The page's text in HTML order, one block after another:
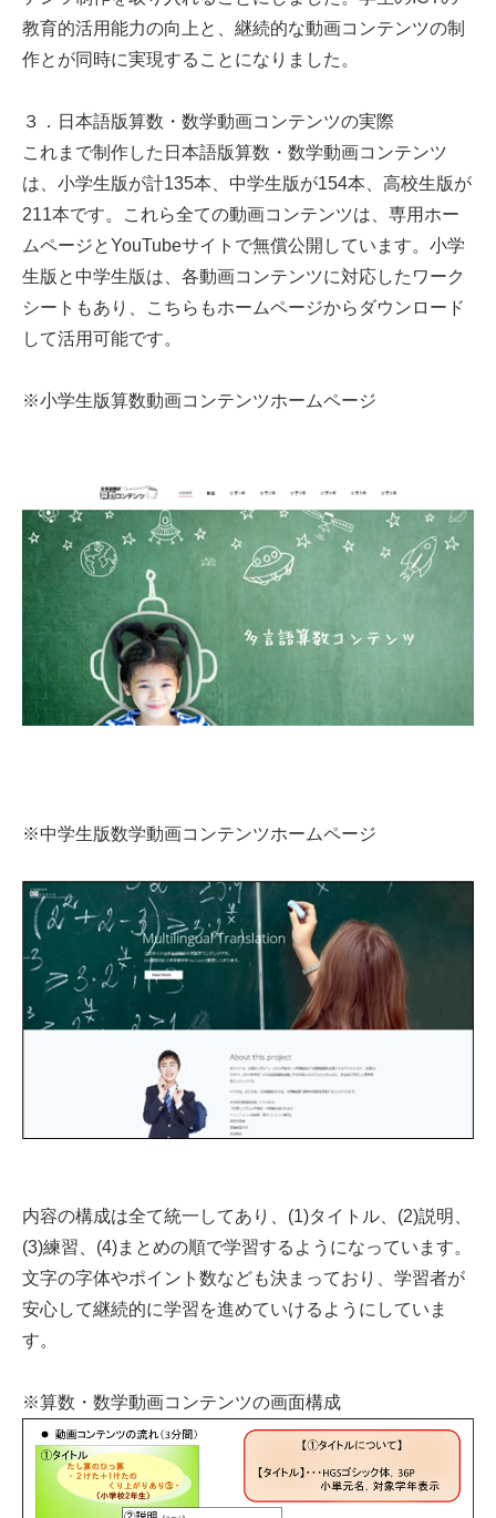
教育的活用能力の向上と、継続的な動画コンテンツの制
作とが同時に実現することになりました。
３．日本語版算数・数学動画コンテンツの実際
これまで制作した日本語版算数・数学動画コンテンツ
は、小学生版が計135本、中学生版が154本、高校生版が
211本です。これら全ての動画コンテンツは、専用ホー
ムページとYouTubeサイトで無償公開しています。小学
生版と中学生版は、各動画コンテンツに対応したワーク
シートもあり、こちらもホームページからダウンロード
して活用可能です。
※小学生版算数動画コンテンツホームページ
※中学生版数学動画コンテンツホームページ
内容の構成は全て統一してあり、(1)タイトル、(2)説明、
(3)練習、(4)まとめの順で学習するようになっています。
文字の字体やポイント数なども決まっており、学習者が
安心して継続的に学習を進めていけるようにしていま
す。
※算数・数学動画コンテンツの画面構成